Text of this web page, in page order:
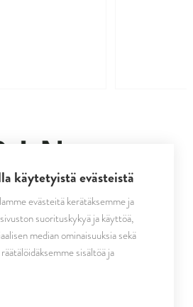
käytetyistä evästeistä
evästeitä kerätäksemme ja
suorituskykyä ja käyttöä,
median ominaisuuksia sekä
sisältöä ja